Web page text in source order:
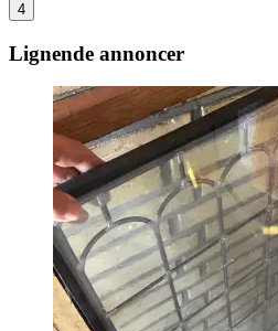
4
Lignende annoncer